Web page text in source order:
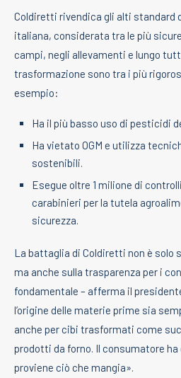
Coldiretti rivendica gli alti standard
italiana, considerata tra le più
campi, negli allevamenti e lungo
trasformazione sono tra i più
esempio:
Ha il più basso uso di pesticidi
Ha vietato OGM e utilizza
sostenibili.
Esegue oltre 1 milione di
carabinieri per la tutela
sicurezza.
La battaglia di Coldiretti non è solo
ma anche sulla trasparenza per i
fondamentale – afferma il
l’origine delle materie prime sia
anche per cibi trasformati come
prodotti da forno. Il consumatore
proviene ciò che mangia».